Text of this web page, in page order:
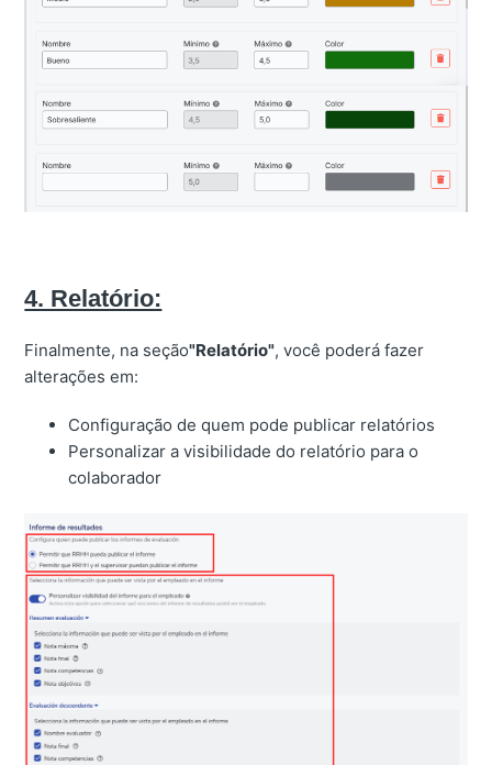
4. Relatório:
Finalmente, na seção"Relatório", você poderá fazer
alterações em:
Configuração de quem pode publicar relatórios
Personalizar a visibilidade do relatório para o
colaborador